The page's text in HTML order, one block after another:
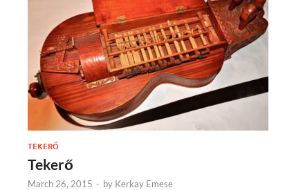
TEKERŐ
Tekerő
March 26, 2015 - by Kerkay Emese